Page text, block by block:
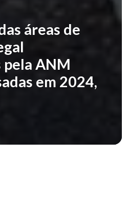
áreas de
ANM
em 2024,